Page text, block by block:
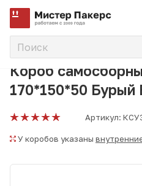
Главная
Короб
170*150*50 Бурый
Артикул:
У коробов указаны